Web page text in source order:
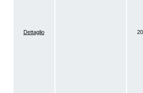
Dettaglio